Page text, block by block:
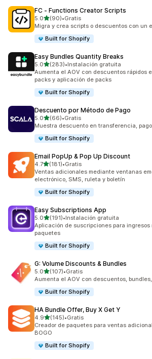
FC ‑ Functions Creator Scripts
5.0de 5 estrellas
(90)
90 reseñas en total
•Gratis
Migra y crea scripts o descuentos con un
Built for Shopify
Easy Bundles Quantity Breaks
5.0de 5 estrellas
(283)
283 reseñas en total
•Instalación gratuita
Aumenta el AOV con descuentos rápidos
packs y aplicación de packs
Built for Shopify
Descuento por Método de Pago
5.0de 5 estrellas
(66)
66 reseñas en total
•Gratis
Muestra descuento en transferencia,
Built for Shopify
Email PopUp & Pop Up Discount
4.7de 5 estrellas
(181)
181 reseñas en total
•Gratis
Ventas adicionales mediante ventanas
electrónico, SMS, ruleta y boletín
Built for Shopify
Easy Subscriptions App
5.0de 5 estrellas
(191)
191 reseñas en total
•Instalación gratuita
Aplicación de suscripciones para
paquetes
Built for Shopify
G: Volume Discounts & Bundles
5.0de 5 estrellas
(107)
107 reseñas en total
•Gratis
Aumenta el AOV con descuentos,
Built for Shopify
HA Bundle Offer, Buy X Get Y
4.9de 5 estrellas
(145)
145 reseñas en total
•Gratis
Creador de paquetes para ventas
BOGO
Built for Shopify